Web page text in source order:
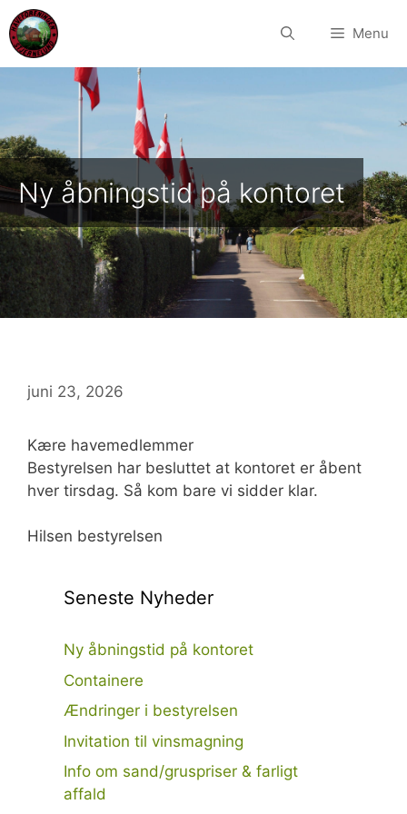
Hop
til
indhold
Menu
Ny åbningstid på kontoret
juni 23, 2026
Kære havemedlemmer
Bestyrelsen har besluttet at kontoret er åbent
hver tirsdag. Så kom bare vi sidder klar.
Hilsen bestyrelsen
Seneste Nyheder
Ny åbningstid på kontoret
Containere
Ændringer i bestyrelsen
Invitation til vinsmagning
Info om sand/gruspriser & farligt
affald